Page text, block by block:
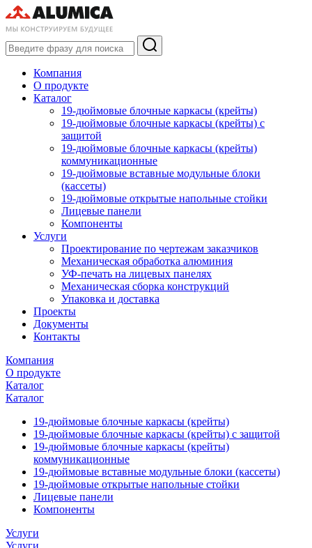
Компания
О продукте
Каталог
19-дюймовые блочные каркасы (крейты)
19-дюймовые блочные каркасы (крейты) с
защитой
19-дюймовые блочные каркасы (крейты)
коммуникационные
19-дюймовые вставные модульные блоки
(кассеты)
19-дюймовые открытые напольные стойки
Лицевые панели
Компоненты
Услуги
Проектирование по чертежам заказчиков
Механическая обработка алюминия
УФ-печать на лицевых панелях
Механическая сборка конструкций
Упаковка и доставка
Проекты
Документы
Контакты
Компания
О продукте
Каталог
Каталог
19-дюймовые блочные каркасы (крейты)
19-дюймовые блочные каркасы (крейты) с защитой
19-дюймовые блочные каркасы (крейты)
коммуникационные
19-дюймовые вставные модульные блоки (кассеты)
19-дюймовые открытые напольные стойки
Лицевые панели
Компоненты
Услуги
Услуги